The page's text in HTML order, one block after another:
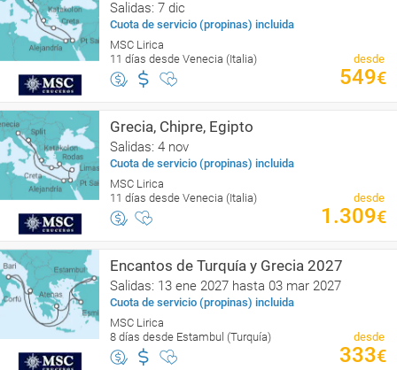
Salidas: 7 dic
Cuota de servicio (propinas) incluida
MSC Lirica
11 días desde Venecia (Italia)
desde
549€
Grecia, Chipre, Egipto
Salidas: 4 nov
Cuota de servicio (propinas) incluida
MSC Lirica
11 días desde Venecia (Italia)
desde
1.309€
Encantos de Turquía y Grecia 2027
Salidas: 13 ene 2027 hasta 03 mar 2027
Cuota de servicio (propinas) incluida
MSC Lirica
8 días desde Estambul (Turquía)
desde
333€